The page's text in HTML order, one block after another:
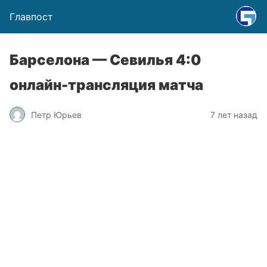
Главпост
Барселона — Севилья 4:0
онлайн-трансляция матча
Петр Юрьев 7 лет назад